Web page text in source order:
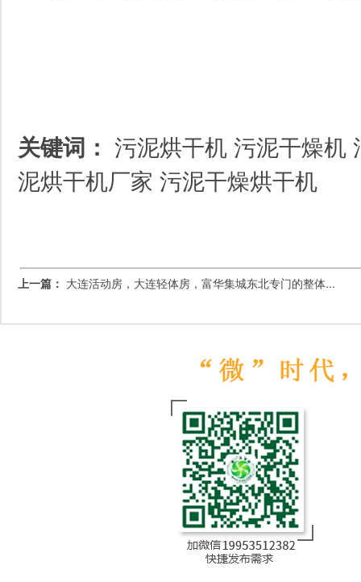
关键词： 污泥烘干机 污泥干燥机
泥烘干机厂家 污泥干燥烘干机
上一篇： 大连活动房，大连轻体房，富华集城东北专门的整体...